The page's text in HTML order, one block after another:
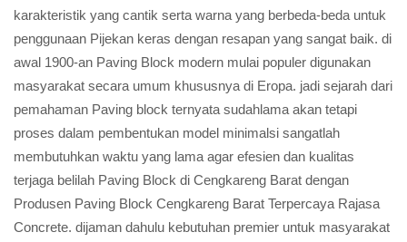
karakteristik yang cantik serta warna yang berbeda-beda untuk
penggunaan Pijekan keras dengan resapan yang sangat baik. di
awal 1900-an Paving Block modern mulai populer digunakan
masyarakat secara umum khususnya di Eropa. jadi sejarah dari
pemahaman Paving block ternyata sudahlama akan tetapi
proses dalam pembentukan model minimalsi sangatlah
membutuhkan waktu yang lama agar efesien dan kualitas
terjaga belilah Paving Block di Cengkareng Barat dengan
Produsen Paving Block Cengkareng Barat Terpercaya Rajasa
Concrete. dijaman dahulu kebutuhan premier untuk masyarakat